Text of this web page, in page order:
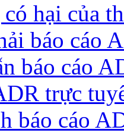
hại của
báo cáo
báo cáo
trực
báo cáo